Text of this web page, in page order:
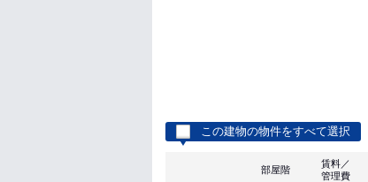
この建物の物件をすべて選択
部屋階
賃料／
管理費